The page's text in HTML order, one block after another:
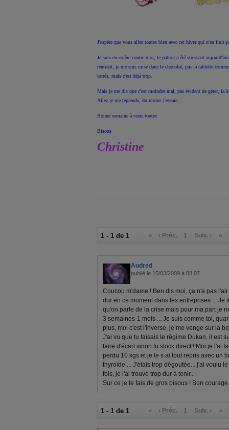
J'espère que vous allez toutes bien avec cet hiver qui n'en finit
Je suis en colère contre moi, le patron a été stressant
rentrant, je me suis mise dans le chocolat, pas la tablette
carrés, mais c'est déjà trop.
Mais je me dis que c'est moindre mal, pas évident de gérer, la
Allez je me reprends, du moins j'essaie.
Bonne semaine à vous toutes
Bisous
Christine
1 - 1 de 1 « ‹ Préc. 1 Suiv. › »
Audred
publié le 15/03/2009 à 08:07
Coucou m'dame ! Ben dis moi, ça n'a pas
dur en ce moment dans les entreprises ... Je
qu'on parle de la crise mais pour ma part je
3 semaines-1 mois ... Je suis comme toi,
plus, moi c'est l'inverse, je me venge sur la
J'ai vu que tu faisais le régime Dukan, il est
faire d'écart sinon tu stock direct ! Moi je l'ai
perdu 10 kgs et je le s ai tout repris avec un
thyroïde ... J'étais trop dégoutée... j'ai voulu
fois, je l'ai trouvé trop dur à tenir...
Sur ce je te fais de gros bisous ! Bon courage
1 - 1 de 1 « ‹ Préc. 1 Suiv. › »